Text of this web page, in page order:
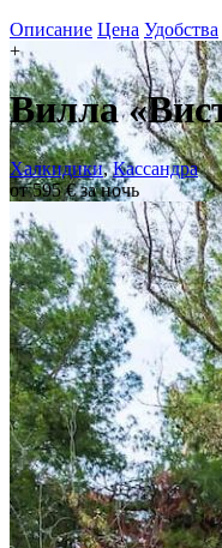
Описание Цена Удобства
+
Вилла
Халкидики,Кассандра
от 595 € за ночь